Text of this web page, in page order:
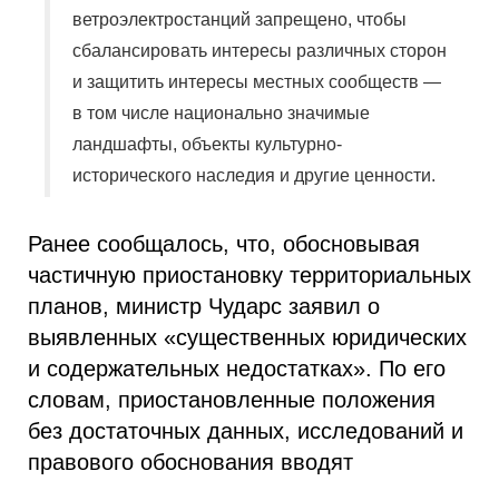
ветроэлектростанций запрещено, чтобы
сбалансировать интересы различных сторон
и защитить интересы местных сообществ —
в том числе национально значимые
ландшафты, объекты культурно-
исторического наследия и другие ценности.
Ранее сообщалось, что, обосновывая
частичную приостановку территориальных
планов, министр Чударс заявил о
выявленных «существенных юридических
и содержательных недостатках». По его
словам, приостановленные положения
без достаточных данных, исследований и
правового обоснования вводят